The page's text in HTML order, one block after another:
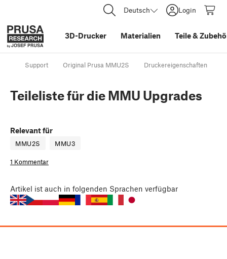
Deutsch Login
3D-Drucker Materialien Teile&
Support Original Prusa MMU2S Druckereigenschaften
Teileliste für die MMU Upgrades
Relevant für
MMU2S MMU3
1 Kommentar
Artikel ist auch in folgenden Sprachen verfügbar